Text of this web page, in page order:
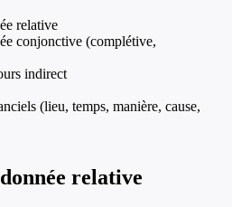
relative
conjonctive (complétive,
indirect
(lieu, temps, manière, cause,
relative